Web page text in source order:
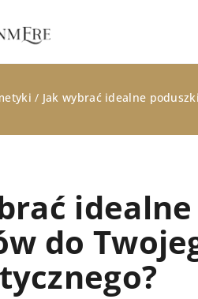
/ Jak wybrać idealne
do
STYLIZACJE